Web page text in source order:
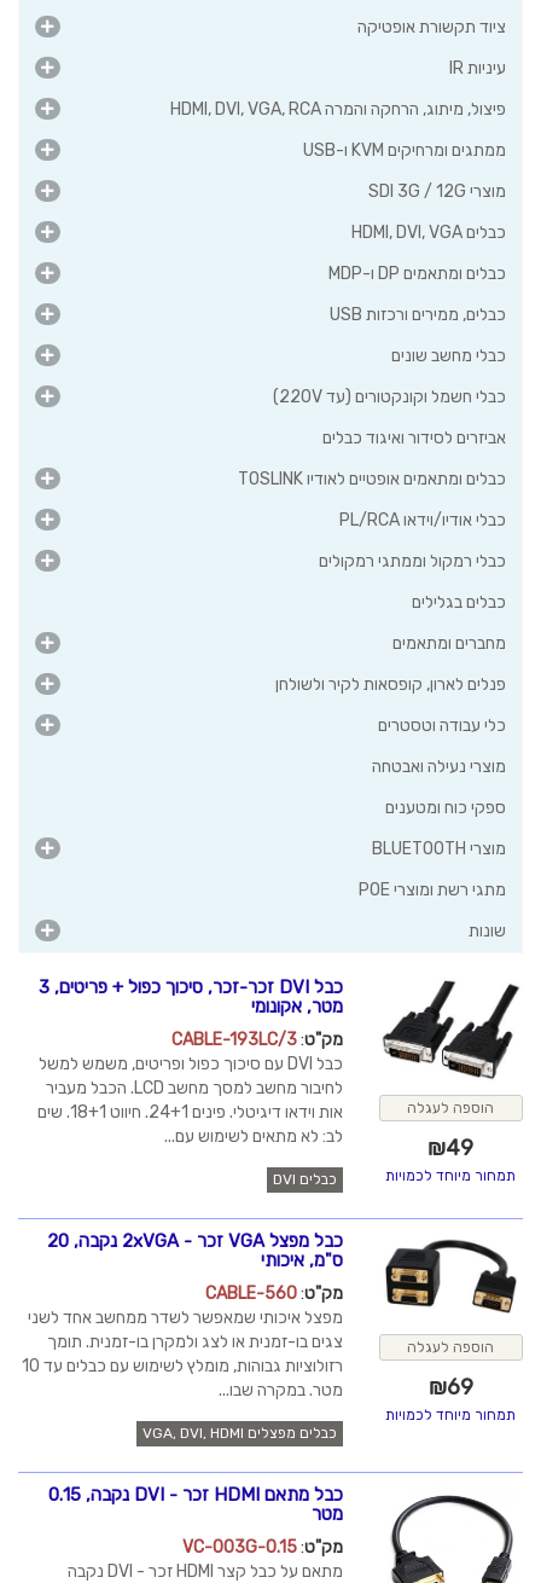
ציוד תקשורת אופטיקה
עיניות IR
פיצול, מיתוג, הרחקה והמרה HDMI, DVI, VGA, RCA
ממתגים ומרחיקים KVM ו-USB
מוצרי SDI 3G / 12G
כבלים HDMI, DVI, VGA
כבלים ומתאמים DP ו-MDP
כבלים, ממירים ורכזות USB
כבלי מחשב שונים
כבלי חשמל וקונקטורים (עד 220V)
אביזרים לסידור ואיגוד כבלים
כבלים ומתאמים אופטיים לאודיו TOSLINK
כבלי אודיו/וידאו PL/RCA
כבלי רמקול וממתגי רמקולים
כבלים בגלילים
מחברים ומתאמים
פנלים לארון, קופסאות לקיר ולשולחן
כלי עבודה וטסטרים
מוצרי נעילה ואבטחה
ספקי כוח ומטענים
מוצרי BLUETOOTH
מתגי רשת ומוצרי POE
שונות
הוספה לעגלה
₪49
תמחור מיוחד לכמויות
כבל DVI זכר-זכר, סיכוך כפול + פריטים, 3
מטר, אקונומי
מק"ט:
CABLE-193LC/3
כבל DVI עם סיכוך כפול ופריטים, משמש למשל
לחיבור מחשב למסך מחשב LCD. הכבל מעביר
אות וידאו דיגיטלי. פינים 24+1. חיווט 18+1. שים
לב: לא מתאים לשימוש עם...
כבלים DVI
הוספה לעגלה
₪69
תמחור מיוחד לכמויות
כבל מפצל VGA זכר - 2xVGA נקבה, 20
ס"מ, איכותי
מק"ט:
CABLE-560
מפצל איכותי שמאפשר לשדר ממחשב אחד לשני
צגים בו-זמנית או לצג ולמקרן בו-זמנית. תומך
רזולוציות גבוהות, מומלץ לשימוש עם כבלים עד 10
מטר. במקרה שבו...
כבלים מפצלים VGA, DVI, HDMI
כבל מתאם HDMI זכר - DVI נקבה, 0.15
מטר
מק"ט:
VC-003G-0.15
מתאם על כבל קצר HDMI זכר - DVI נקבה